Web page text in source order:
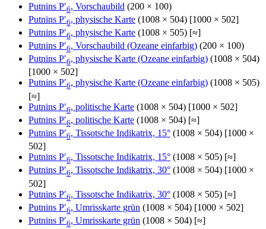
Putnins P′6, Vorschaubild (200 × 100)
Putnins P′6, physische Karte (1008 × 504) [1000 × 502]
Putnins P′6, physische Karte (1008 × 505) [≈]
Putnins P′6, Vorschaubild (Ozeane einfarbig) (200 × 100)
Putnins P′6, physische Karte (Ozeane einfarbig) (1008 × 504)
[1000 × 502]
Putnins P′6, physische Karte (Ozeane einfarbig) (1008 × 505)
[≈]
Putnins P′6, politische Karte (1008 × 504) [1000 × 502]
Putnins P′6, politische Karte (1008 × 504) [≈]
Putnins P′6, Tissotsche Indikatrix, 15° (1008 × 504) [1000 ×
502]
Putnins P′6, Tissotsche Indikatrix, 15° (1008 × 505) [≈]
Putnins P′6, Tissotsche Indikatrix, 30° (1008 × 504) [1000 ×
502]
Putnins P′6, Tissotsche Indikatrix, 30° (1008 × 505) [≈]
Putnins P′6, Umrisskarte grün (1008 × 504) [1000 × 502]
Putnins P′6, Umrisskarte grün (1008 × 504) [≈]